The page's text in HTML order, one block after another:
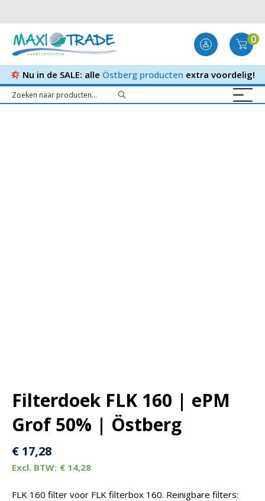
0
Nu in de SALE: alle Östberg producten extra voordelig!
Filterdoek FLK 160 | ePM
Grof 50% | Östberg
€ 17,28
€ 14,28
FLK 160 filter voor FLK filterbox 160. Reinigbare filters: